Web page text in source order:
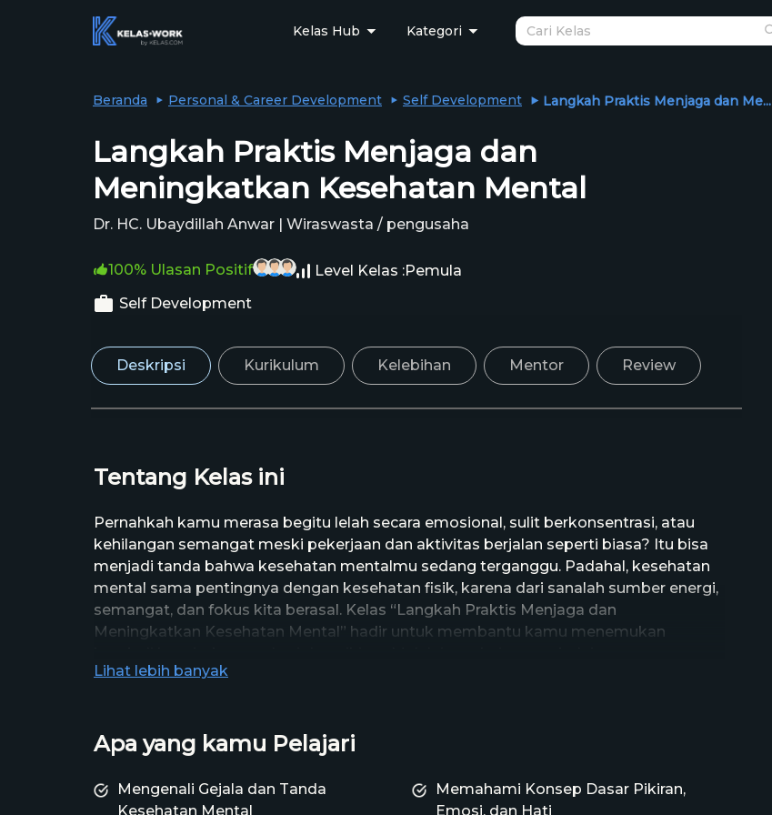
Kelas Hub Kategori
Beranda Personal & Career Development Self Development Langkah Praktis Menjaga dan Me...
Langkah Praktis Menjaga dan
Meningkatkan Kesehatan Mental
Dr. HC. Ubaydillah Anwar | Wiraswasta / pengusaha
100% Ulasan Positif Level Kelas :Pemula
Self Development
Deskripsi Kurikulum Kelebihan Mentor Review
Tentang Kelas ini
Pernahkah kamu merasa begitu lelah secara emosional, sulit berkonsentrasi, atau
kehilangan semangat meski pekerjaan dan aktivitas berjalan seperti biasa? Itu bisa
menjadi tanda bahwa kesehatan mentalmu sedang terganggu. Padahal, kesehatan
mental sama pentingnya dengan kesehatan fisik, karena dari sanalah sumber energi,
semangat, dan fokus kita berasal. Kelas “Langkah Praktis Menjaga dan
Meningkatkan Kesehatan Mental” hadir untuk membantu kamu menemukan
kamu akan diajak mengenali gejala dan tanda gangguan kesehatan mental sejak
Tidak hanya berhenti pada pemahaman, kelas ini juga memberikan kamu latihan
membangun apresiasi yang tulus terhadap diri sendiri maupun orang lain. Dari sana,
kamu akan belajar menggeser fokus dari masalah menuju progres, menemukan cara
Lihat lebih banyak
Apa yang kamu Pelajari
Mengenali Gejala dan Tanda
Kesehatan Mental
Memahami Konsep Dasar Pikiran,
Emosi, dan Hati